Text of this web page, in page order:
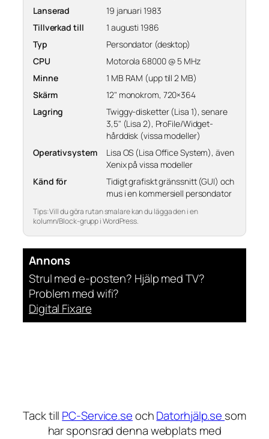
Lanserad
19 januari 1983
Tillverkad till
1 augusti 1986
Typ
Persondator (desktop)
CPU
Motorola 68000 @ 5 MHz
Minne
1 MB RAM (upp till 2 MB)
Skärm
12" monokrom, 720×364
Lagring
Twiggy-disketter (Lisa 1), senare
3,5" (Lisa 2), ProFile/Widget-
hårddisk (vissa modeller)
Operativsystem
Lisa OS (Lisa Office System), även
Xenix på vissa modeller
Känd för
Tidigt grafiskt gränssnitt (GUI) och
mus i en kommersiell persondator
Tips: Vill du göra rutan smalare kan du lägga den i en
kolumn/Block-grupp i WordPress.
Annons
Strul med e-posten? Hjälp med TV?
Problem med wifi?
Digital Fixare
Tack till PC-Service.seochDatorhjälp.se som
har sponsrad denna webplats med